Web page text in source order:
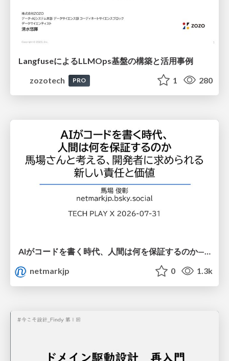
LangfuseによるLLMOps基盤の構築と活用事例
zozotech
PRO 1 280
AIがコードを書く時代、人間は何を保証するのか———馬場さんと考える、開発者に求められる新しい責任と価値 - TECH PLAY
netmarkjp
0 1.3k